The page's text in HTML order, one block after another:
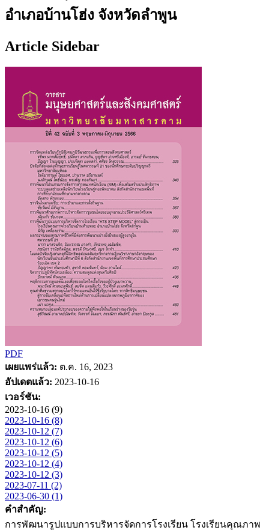
อำเภอบ้านโฮ่ง จังหวัดลำพูน
Article Sidebar
PDF
เผยแพร่แล้ว: ต.ค. 16, 2023
อัปเดตแล้ว: 2023-10-16
เวอร์ชัน:
2023-10-16 (9)
2023-10-16 (8)
2023-10-12 (7)
2023-10-12 (6)
2023-10-12 (5)
2023-10-12 (4)
2023-10-12 (3)
2023-07-11 (2)
2023-06-30 (1)
คำสำคัญ:
การพัฒนารูปแบบการบริหารจัดการโรงเรียน โรงเรียนคุณภาพ